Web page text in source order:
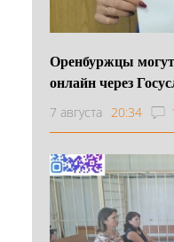
Оренбуржцы
онлайн через
7 августа 20:34